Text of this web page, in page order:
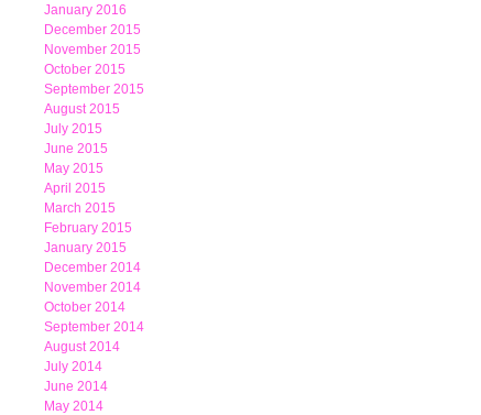
January 2016
December 2015
November 2015
October 2015
September 2015
August 2015
July 2015
June 2015
May 2015
April 2015
March 2015
February 2015
January 2015
December 2014
November 2014
October 2014
September 2014
August 2014
July 2014
June 2014
May 2014